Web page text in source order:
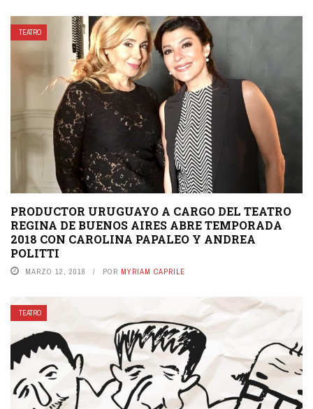
TEATRO
PRODUCTOR URUGUAYO A CARGO DEL TEATRO
REGINA DE BUENOS AIRES ABRE TEMPORADA
2018 CON CAROLINA PAPALEO ​Y ANDREA
POLITTI ​
MARZO 12, 2018 POR MYRIAM CAPRILE
TEATRO